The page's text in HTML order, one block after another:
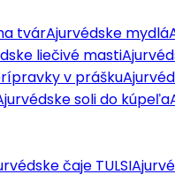
tvárAjurvédske mydlá
liečivé masti
v prášku
soli do kúpeľa
čaje TULSI